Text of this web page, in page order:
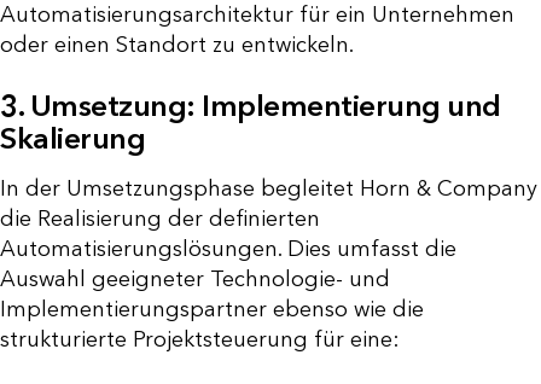
Automatisierungsarchitektur für ein Unternehmen
oder einen Standort zu entwickeln.
3. Umsetzung: Implementierung und
Skalierung
In der Umsetzungsphase begleitet Horn & Company
die Realisierung der definierten
Automatisierungslösungen. Dies umfasst die
Auswahl geeigneter Technologie- und
Implementierungspartner ebenso wie die
strukturierte Projektsteuerung für eine: